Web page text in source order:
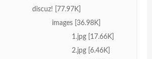
discuz! [77.97K]
images [36.98K]
1.jpg [17.66K]
2.jpg [6.46K]